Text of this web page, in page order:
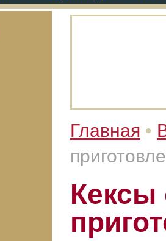
Главная •
Кексы